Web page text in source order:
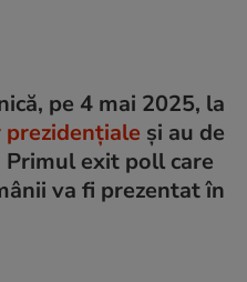
pe 4 mai 2025, la
și au de
exit poll care
va fi prezentat în